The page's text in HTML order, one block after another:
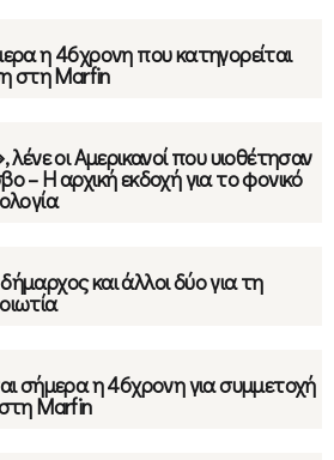
η 46χρονη που κατηγορείται
στη Marfin
οι Αμερικανοί που υιοθέτησαν
– Η αρχική εκδοχή για το φονικό
και άλλοι δύο για τη
σήμερα η 46χρονη για συμμετοχή
Marfin